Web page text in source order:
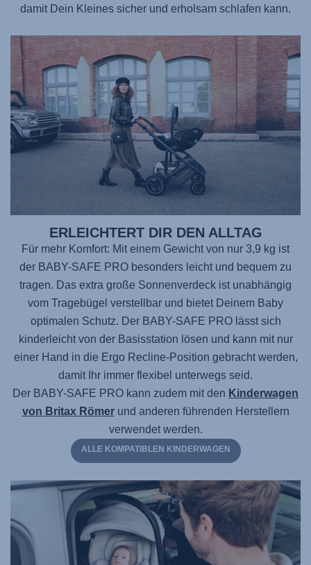
damit Dein Kleines sicher und erholsam schlafen kann.
ERLEICHTERT DIR DEN ALLTAG
Für mehr Komfort: Mit einem Gewicht von nur 3,9 kg ist
der BABY-SAFE PRO besonders leicht und bequem zu
tragen. Das extra große Sonnenverdeck ist unabhängig
vom Tragebügel verstellbar und bietet Deinem Baby
optimalen Schutz. Der BABY-SAFE PROlässt sich
kinderleicht von der Basisstation lösen und kann mit nur
einer Hand in die Ergo Recline-Position gebracht werden,
damit Ihr immer flexibel unterwegs seid.
Der BABY-SAFE PRO kann zudem mit den Kinderwagen
von Britax Römerund anderen führenden Herstellern
verwendet werden.
ALLE KOMPATIBLEN KINDERWAGEN